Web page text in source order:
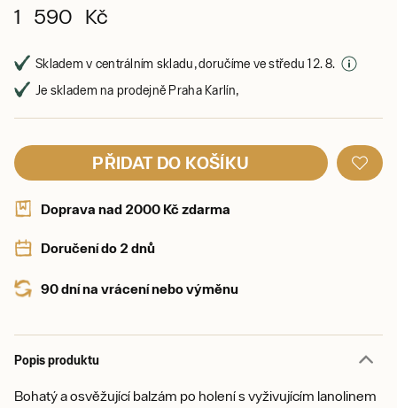
1 590 Kč
Skladem v centrálním skladu, doručíme ve středu 12. 8.
Je skladem na prodejně Praha Karlín,
PŘIDAT DO KOŠÍKU
Doprava nad 2000 Kč zdarma
Doručení do 2 dnů
90 dní na vrácení nebo výměnu
Popis produktu
Bohatý a osvěžující balzám po holení s vyživujícím lanolinem